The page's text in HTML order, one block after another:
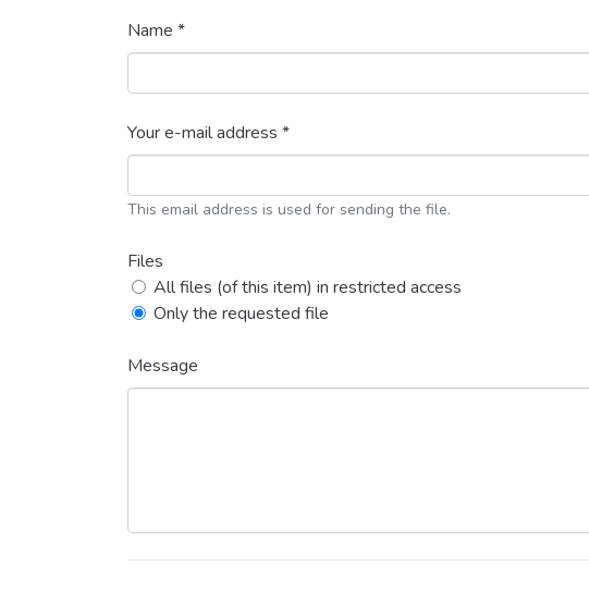
Name *
Your e-mail address *
This email address is used for sending the file.
Files
All files (of this item) in restricted access
Only the requested file
Message